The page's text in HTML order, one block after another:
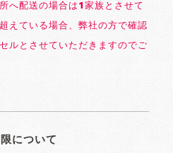
へ配送の場合は1家族とさせて
えている場合、弊社の方で確認
ルとさせていただきますのでご
について